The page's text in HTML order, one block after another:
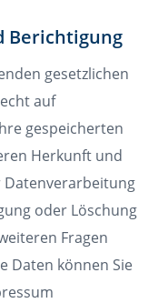
Berichtigung
gesetzlichen
auf
gespeicherten
Herkunft und
Datenverarbeitung
oder Löschung
Fragen
Daten können Sie